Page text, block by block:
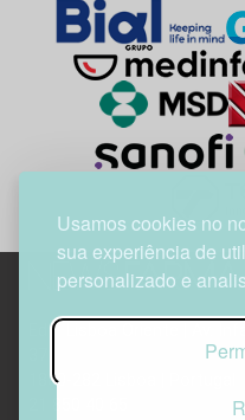
Usamos cookies no
sua experiência de
personalizado e
Edif. Lisboa Oriente | Av.
1800-282 Lisboa | Portugal